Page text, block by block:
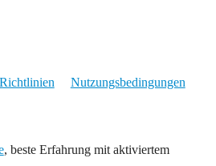
Richtlinien Nutzungsbedingungen
, beste Erfahrung mit aktiviertem